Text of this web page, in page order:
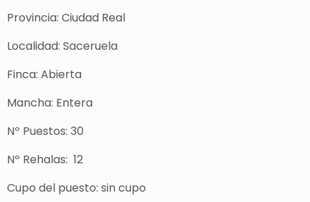
Provincia: Ciudad Real
Localidad: Saceruela
Finca: Abierta
Mancha: Entera
Nº Puestos: 30
Nº Rehalas: 12
Cupo del puesto: sin cupo